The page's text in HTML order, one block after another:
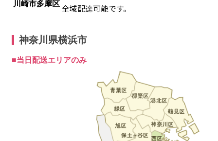
川崎市多摩区 全域配達可能です。
神奈川県横浜市
■当日配送エリアのみ